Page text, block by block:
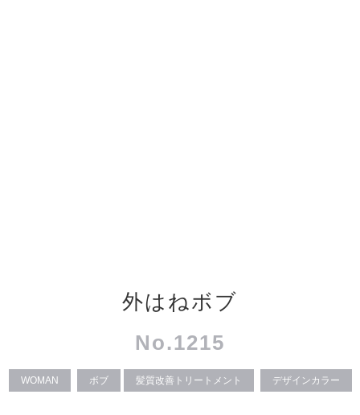
外はねボブ
No.1215
WOMAN ボブ 髪質改善トリートメント デザインカラー